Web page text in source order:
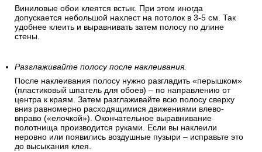
Виниловые обои клеятся встык. При этом иногда
допускается небольшой нахлест на потолок в 3-5 см. Так
удобнее клеить и выравнивать затем полосу по длине
стены.
Разглаживайте полосу после наклеивания.
После наклеивания полосу нужно разгладить «перышком»
(пластиковый шпатель для обоев) – по направлению от
центра к краям. Затем разглаживайте всю полосу сверху
вниз равномерно расходящимися движениями влево-
вправо («елочкой»). Окончательное выравнивание
полотнища производится руками. Если вы наклеили
неровно или появились воздушные пузыри – исправьте это
до высыхания клея.